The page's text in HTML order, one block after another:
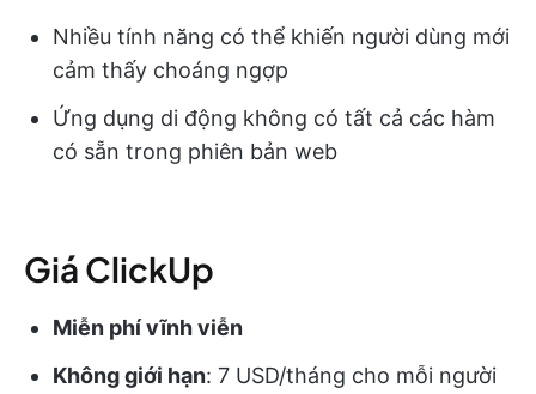
Nhiều tính năng có thể khiến người dùng mới
cảm thấy choáng ngợp
Ứng dụng di động không có tất cả các hàm
có sẵn trong phiên bản web
Giá ClickUp
Miễn phí vĩnh viễn
Không giới hạn: 7 USD/tháng cho mỗi người